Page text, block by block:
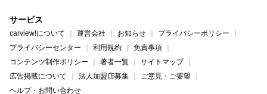
サービス
carview!について 運営会社 お知らせ
プライバシーポリシー
プライバシーセンター
利用規約
免責事項
コンテンツ制作ポリシー
著者一覧
サイトマップ
広告掲載について
法人加盟店募集
ご意見・ご要望
ヘルプ・お問い合わせ